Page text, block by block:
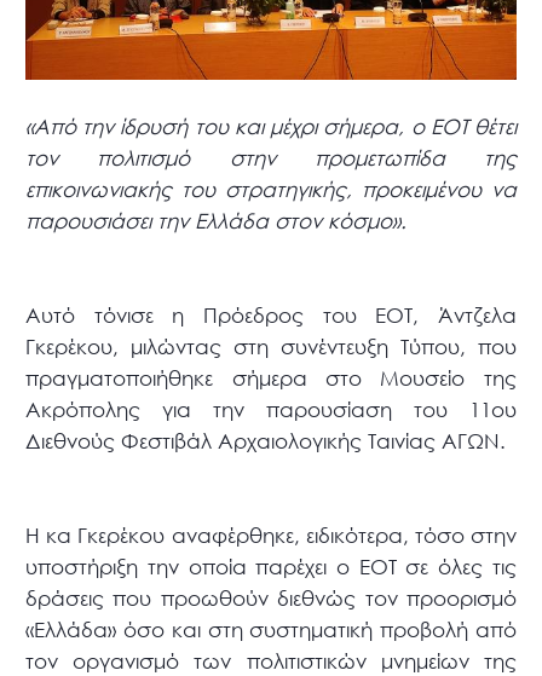
«Από την ίδρυσή του και μέχρι σήμερα, ο EOT θέτει
τον πολιτισμό στην προμετωπίδα της
επικοινωνιακής του στρατηγικής, προκειμένου να
παρουσιάσει την Ελλάδα στον κόσμο».
Αυτό τόνισε η Πρόεδρος του ΕΟΤ, Άντζελα
Γκερέκου, μιλώντας στη συνέντευξη Τύπου, που
πραγματοποιήθηκε σήμερα στο Μουσείο της
Ακρόπολης για την παρουσίαση του 11ου
Διεθνούς Φεστιβάλ Αρχαιολογικής Ταινίας ΑΓΩΝ.
Η κα Γκερέκου αναφέρθηκε, ειδικότερα, τόσο στην
υποστήριξη την οποία παρέχει ο ΕΟΤ σε όλες τις
δράσεις που προωθούν διεθνώς τον προορισμό
«Ελλάδα» όσο και στη συστηματική προβολή από
τον οργανισμό των πολιτιστικών μνημείων της